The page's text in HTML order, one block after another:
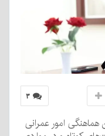
۳
امور عمرانی